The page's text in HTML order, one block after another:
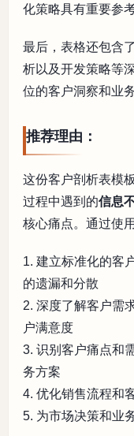
化策略具有重要参
最后，表格还包含
析以及开发策略等
位的客户洞察和业
推荐理由：
这份客户剖析表模
过程中遇到的信息
核心痛点。通过使
1. 建立标准化的客
的遗漏和分散
2. 深度了解客户需
户满意度
3. 识别客户痛点和
务方案
4. 优化销售流程和
5. 为市场决策和业